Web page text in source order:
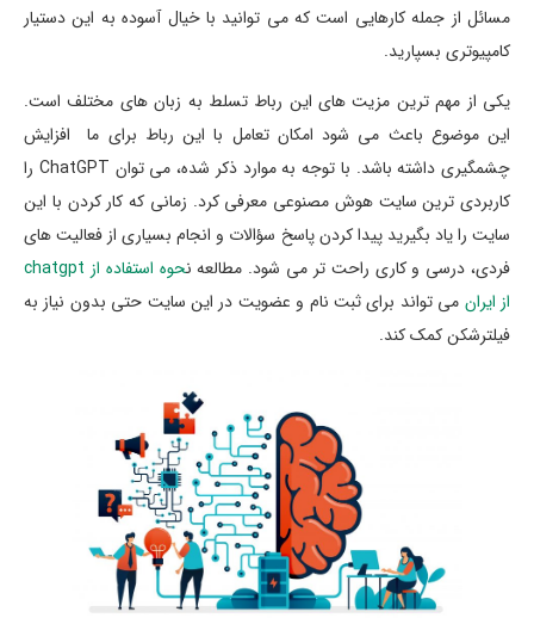
مسائل از جمله کارهایی است که می توانید با خیال آسوده به این دستیار
کامپیوتری بسپارید.
یکی از مهم ترین مزیت های این رباط تسلط به زبان های مختلف است.
این موضوع باعث می شود امکان تعامل با این رباط برای ما افزایش
چشمگیری داشته باشد. با توجه به موارد ذکر شده، می توان ChatGPT را
کاربردی ترین سایت هوش مصنوعی معرفی کرد. زمانی که کار کردن با این
سایت را یاد بگیرید پیدا کردن پاسخ سؤالات و انجام بسیاری از فعالیت های
فردی، درسی و کاری راحت تر می شود. مطالعه ن
حوه استفاده از chatgpt
از ایران می تواند برای ثبت نام و عضویت در این سایت حتی بدون نیاز به
فیلترشکن کمک کند.